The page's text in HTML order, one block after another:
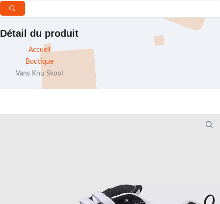
Détail du produit
Accueil
Boutique
Vans Knu Skool